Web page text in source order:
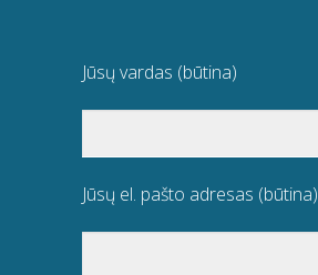
Jūsų vardas (būtina)
Jūsų el. pašto adresas (būtina)